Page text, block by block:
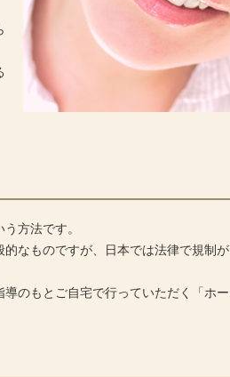
方法です。
なものですが、日本では法律で規制が
のもとご自宅で行っていただく「ホー